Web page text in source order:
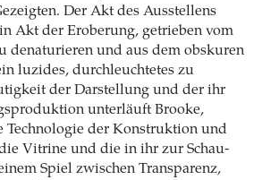
Der Akt des Ausstellens
Akt der Eroberung, getrieben vom
denaturieren und aus dem obskuren
luzides, durchleuchtetes zu
der Darstellung und der ihr
unterläuft Brooke,
Technologie der Konstruktion und
Vitrine und die in ihr zur Schau-
Spiel zwischen Transparenz,